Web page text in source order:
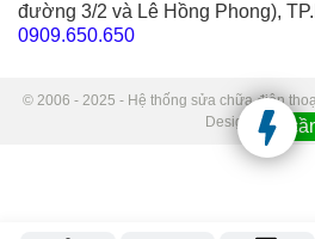
đường 3/2 và Lê Hồng Phong),
0909.650.650
© 2006 - 2025 - Hệ thống sửa chữa điện
Designed by
Bạn